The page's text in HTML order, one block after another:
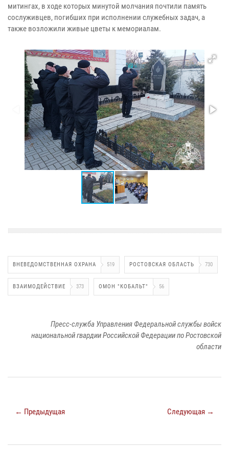
митингах, в ходе которых минутой молчания почтили память
сослуживцев, погибших при исполнении служебных задач, а
также возложили живые цветы к мемориалам.
ВНЕВЕДОМСТВЕННАЯ ОХРАНА 519 РОСТОВСКАЯ ОБЛАСТЬ 730
ВЗАИМОДЕЙСТВИЕ 373 ОМОН "КОБАЛЬТ" 56
Пресс-служба Управления Федеральной службы войск
национальной гвардии Российской Федерации по Ростовской
области
← Предыдущая Следующая →